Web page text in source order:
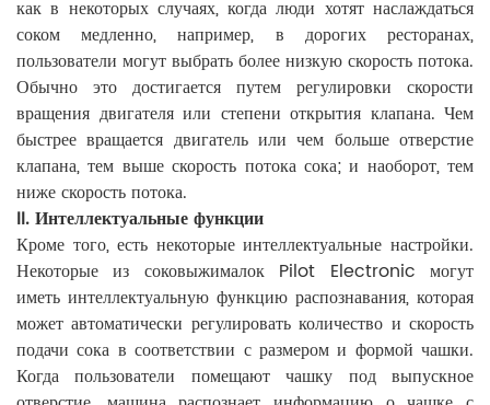
как в некоторых случаях, когда люди хотят наслаждаться
соком медленно, например, в дорогих ресторанах,
пользователи могут выбрать более низкую скорость потока.
Обычно это достигается путем регулировки скорости
вращения двигателя или степени открытия клапана. Чем
быстрее вращается двигатель или чем больше отверстие
клапана, тем выше скорость потока сока; и наоборот, тем
ниже скорость потока.
II. Интеллектуальные функции
Кроме того, есть некоторые интеллектуальные настройки.
Некоторые из соковыжималок Pilot Electronic могут
иметь интеллектуальную функцию распознавания, которая
может автоматически регулировать количество и скорость
подачи сока в соответствии с размером и формой чашки.
Когда пользователи помещают чашку под выпускное